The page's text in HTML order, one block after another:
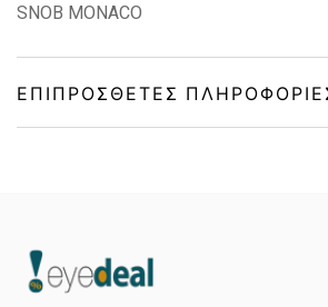
SNOB MONACO
ΕΠΙΠΡΌΣΘΕΤΕΣ
Color